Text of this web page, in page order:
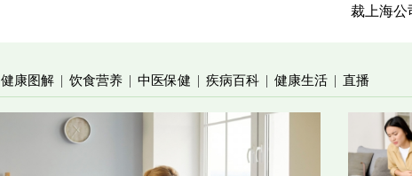
裁上海公
健康图解 | 饮食营养 | 中医保健 | 疾病百科 | 健康生活 | 直播